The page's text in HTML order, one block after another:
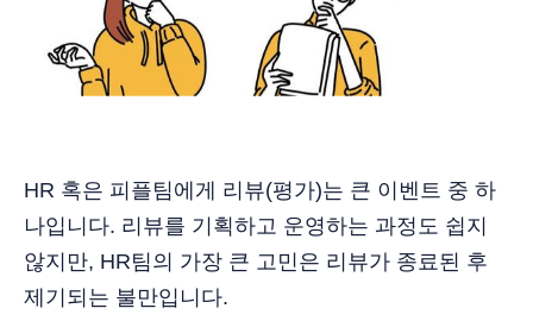
HR 혹은 피플팀에게 리뷰(평가)는 큰 이벤트 중 하
나입니다. 리뷰를 기획하고 운영하는 과정도 쉽지
않지만, HR팀의 가장 큰 고민은 리뷰가 종료된 후
제기되는 불만입니다.